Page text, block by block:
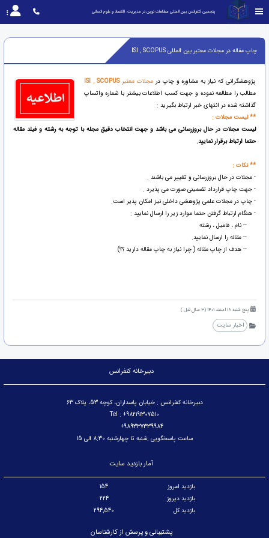
پنجمین کنفرانس بین المللی مطالعات نوین در مدیریت، اقتصاد و علوم انسانی
چاپ مقاله در مجلات معتبر بین المللی ISI , SCOPUS
پژوهشگرانی که نیاز به مشاوره و چاپ درمجلات معتبر ISI , SCOPUS
مطالب را مطالعه نموده و جهت کسب اطلاعات بیشتر با شماره واتساپ
گذاشته شده در انتهای خبر ارتباط بگیرید :
** لیست مجلات :
لیست مجلات در حال بروزرسانی می باشد و جهت انتخاب دقیق مجله با توجه به رشته و فیلد مقاله
حتما ارتباط برقرار نمایید.
** نکات :
- مجلات در حال بروزرسانی و تغییر می باشند .
- جهت چاپ قرارداد تضمینی صورت می پذیرد .
- چاپ در مجلات علمی پژوهشی داخلی نیز امکان پذیر است.
- هنگام ارتباط گرفتن حتما موارد زیر را ارسال نمایید :
-- نام ، فامیل ، رشته
-- مقاله را ارسال نمایید.
-- هدف از چاپ مقاله ( چرا نیاز به چاپ مقاله دارید ؟؟)
پنج شنبه 18 اسفند 1401 (3 سال قبل )
اخبار سایت
دبیرخانه کنفرانس
دبیرخانه کنفرانس : خیابان پاسداران، کوچه 53، پلاک 63
Tel : +982191307510
989337339984+
ساعت پاسخگویی :شنبه تا چهارشنبه 8:30 الی 15
آمار بازدید سایت
بازدید امروز
154
بازدید دیروز
224
بازدید کل
294,540
پشتیبانی و پرسش از کارشناسان